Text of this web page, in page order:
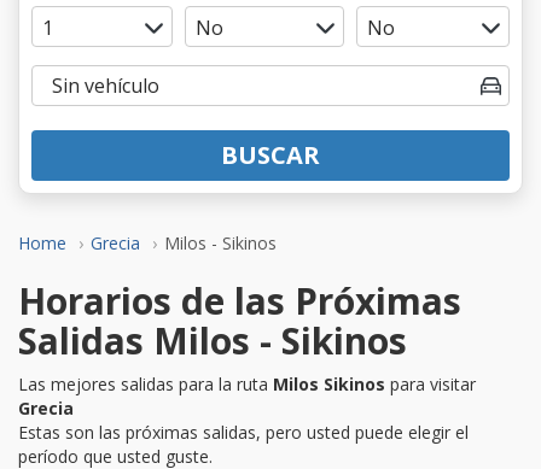
Home Grecia Milos - Sikinos
BUSCAR
Horarios de las Próximas
Salidas Milos - Sikinos
Las mejores salidas para la ruta Milos Sikinos para visitar
Grecia
Estas son las próximas salidas, pero usted puede elegir el
período que usted guste.